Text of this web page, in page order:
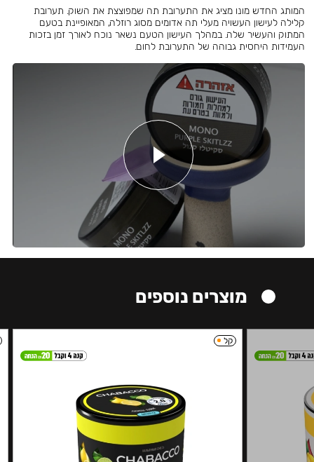
המותג החדש מונו מציג את התערובת תה שמפוצצת את השוק. תערובת
קלילה לעישון העשויה מעלי תה אדומים מסוג רוזלה, המאופיינת בטעם
המתוק והעשיר שלה. במהלך העישון הטעם נשאר נוכח לאורך זמן בזכות
העמידות היחסית גבוהה של התערובת לחום.
מוצרים נוספים
קל